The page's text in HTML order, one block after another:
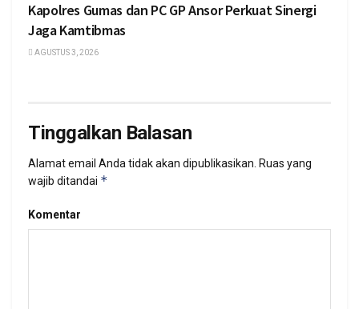
Kapolres Gumas dan PC GP Ansor Perkuat Sinergi
Jaga Kamtibmas
AGUSTUS 3, 2026
Tinggalkan Balasan
Alamat email Anda tidak akan dipublikasikan. Ruas yang
wajib ditandai *
Komentar